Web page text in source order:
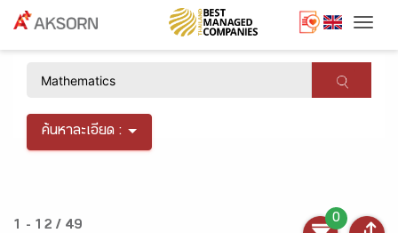
ค้นหาละเอียด :
1 - 12 / 49
0